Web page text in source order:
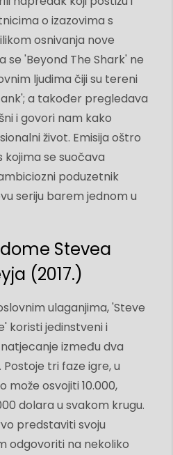
o izazovima s
osnivanja nove
se 'Beyond The Shark' ne
ljudima čiji su tereni
a također pregledava
i govori nam kako
život. Emisija oštro
se suočava
poduzetnik
seriju barem jednom u
Stevea
(2017.)
ulaganjima, 'Steve
koristi jedinstveni i
između dva
tri faze igre, u
može osvojiti 10.000,
dolara u svakom krugu.
predstaviti svoju
odgovoriti na nekoliko